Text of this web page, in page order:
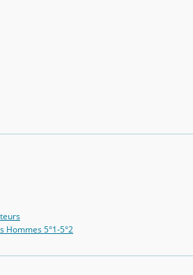
Hommes 5°1-5°2